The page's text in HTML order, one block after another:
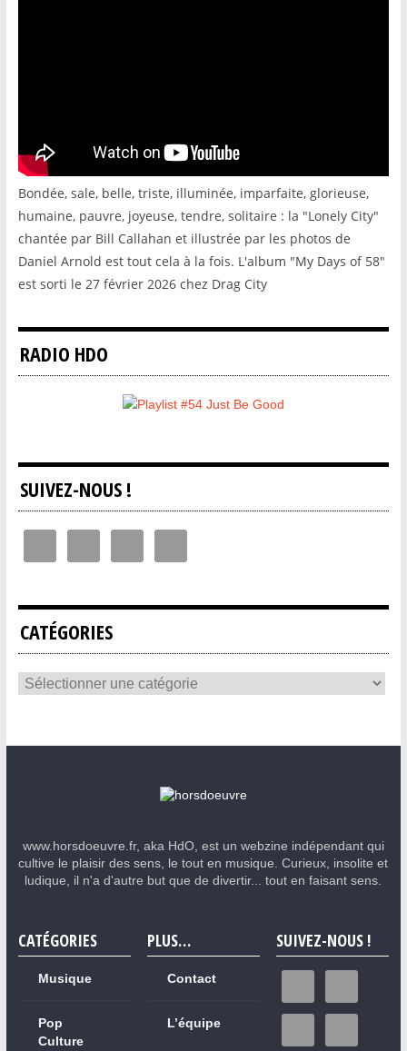
Bondée, sale, belle, triste, illuminée, imparfaite, glorieuse,
humaine, pauvre, joyeuse, tendre, solitaire : la "Lonely City"
chantée par Bill Callahan et illustrée par les photos de
Daniel Arnold est tout cela à la fois. L'album "My Days of 58"
est sorti le 27 février 2026 chez Drag City
RADIO HDO
SUIVEZ-NOUS !
CATÉGORIES
www.horsdoeuvre.fr, aka HdO, est un webzine indépendant qui
cultive le plaisir des sens, le tout en musique. Curieux, insolite et
ludique, il n'a d'autre but que de divertir... tout en faisant sens.
CATÉGORIES
Musique
Pop
Culture
PLUS…
Contact
L’équipe
SUIVEZ-NOUS !